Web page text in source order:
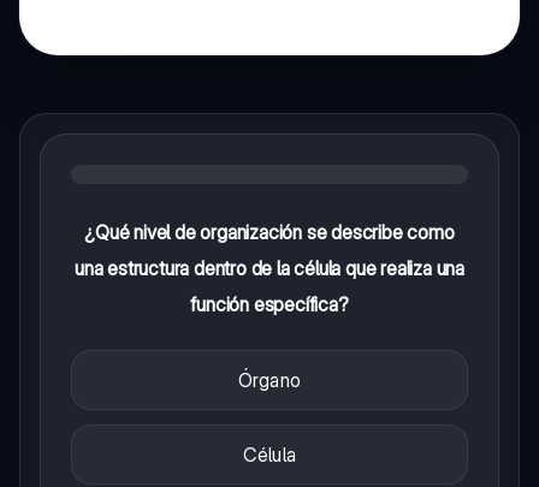
¿Qué nivel de organización se describe como
una estructura dentro de la célula que realiza una
función específica?
Órgano
Célula